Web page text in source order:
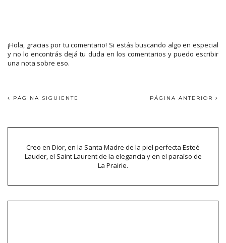
¡Hola, gracias por tu comentario! Si estás buscando algo en especial
y no lo encontrás dejá tu duda en los comentarios y puedo escribir
una nota sobre eso.
PÁGINA SIGUIENTE PÁGINA ANTERIOR
Creo en Dior, en la Santa Madre de la piel perfecta Esteé
Lauder, el Saint Laurent de la elegancia y en el paraíso de
La Prairie.